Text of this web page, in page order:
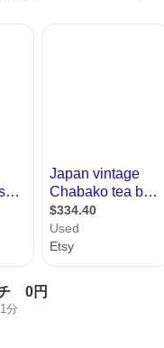
0円
分